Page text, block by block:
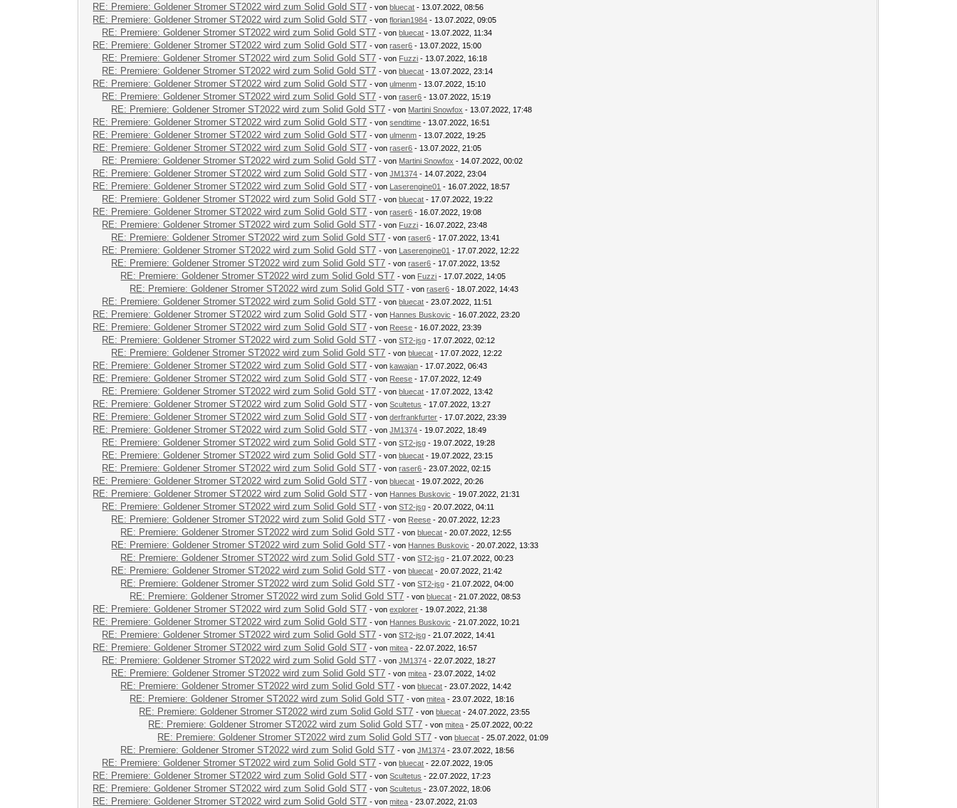
RE: Premiere: Goldener Stromer ST2022 wird zum Solid Gold ST7 - vonbluecat - 13.07.2022, 08:56
RE: Premiere: Goldener Stromer ST2022 wird zum Solid Gold ST7 - vonflorian1984 - 13.07.2022, 09:05
RE: Premiere: Goldener Stromer ST2022 wird zum Solid Gold ST7 - vonbluecat - 13.07.2022, 11:34
RE: Premiere: Goldener Stromer ST2022 wird zum Solid Gold ST7 - vonraser6 - 13.07.2022, 15:00
RE: Premiere: Goldener Stromer ST2022 wird zum Solid Gold ST7 - von Fuzzi - 13.07.2022, 16:18
RE: Premiere: Goldener Stromer ST2022 wird zum Solid Gold ST7 - vonbluecat - 13.07.2022, 23:14
RE: Premiere: Goldener Stromer ST2022 wird zum Solid Gold ST7 - vonulmenm - 13.07.2022, 15:10
RE: Premiere: Goldener Stromer ST2022 wird zum Solid Gold ST7 - vonraser6 - 13.07.2022, 15:19
RE: Premiere: Goldener Stromer ST2022 wird zum Solid Gold ST7 - von Martini Snowfox - 13.07.2022, 17:48
RE: Premiere: Goldener Stromer ST2022 wird zum Solid Gold ST7 - vonsendtime - 13.07.2022, 16:51
RE: Premiere: Goldener Stromer ST2022 wird zum Solid Gold ST7 - vonulmenm - 13.07.2022, 19:25
RE: Premiere: Goldener Stromer ST2022 wird zum Solid Gold ST7 - vonraser6 - 13.07.2022, 21:05
RE: Premiere: Goldener Stromer ST2022 wird zum Solid Gold ST7 - von Martini Snowfox - 14.07.2022, 00:02
RE: Premiere: Goldener Stromer ST2022 wird zum Solid Gold ST7 - vonJM1374 - 14.07.2022, 23:04
RE: Premiere: Goldener Stromer ST2022 wird zum Solid Gold ST7 - von Laserengine01 - 16.07.2022, 18:57
RE: Premiere: Goldener Stromer ST2022 wird zum Solid Gold ST7 - vonbluecat - 17.07.2022, 19:22
RE: Premiere: Goldener Stromer ST2022 wird zum Solid Gold ST7 - vonraser6 - 16.07.2022, 19:08
RE: Premiere: Goldener Stromer ST2022 wird zum Solid Gold ST7 - von Fuzzi - 16.07.2022, 23:48
RE: Premiere: Goldener Stromer ST2022 wird zum Solid Gold ST7 - vonraser6 - 17.07.2022, 13:41
RE: Premiere: Goldener Stromer ST2022 wird zum Solid Gold ST7 - von Laserengine01 - 17.07.2022, 12:22
RE: Premiere: Goldener Stromer ST2022 wird zum Solid Gold ST7 - vonraser6 - 17.07.2022, 13:52
RE: Premiere: Goldener Stromer ST2022 wird zum Solid Gold ST7 - von Fuzzi - 17.07.2022, 14:05
RE: Premiere: Goldener Stromer ST2022 wird zum Solid Gold ST7 - vonraser6 - 18.07.2022, 14:43
RE: Premiere: Goldener Stromer ST2022 wird zum Solid Gold ST7 - vonbluecat - 23.07.2022, 11:51
RE: Premiere: Goldener Stromer ST2022 wird zum Solid Gold ST7 - von Hannes Buskovic - 16.07.2022, 23:20
RE: Premiere: Goldener Stromer ST2022 wird zum Solid Gold ST7 - von Reese - 16.07.2022, 23:39
RE: Premiere: Goldener Stromer ST2022 wird zum Solid Gold ST7 - vonST2-jsg - 17.07.2022, 02:12
RE: Premiere: Goldener Stromer ST2022 wird zum Solid Gold ST7 - vonbluecat - 17.07.2022, 12:22
RE: Premiere: Goldener Stromer ST2022 wird zum Solid Gold ST7 - vonkawajan - 17.07.2022, 06:43
RE: Premiere: Goldener Stromer ST2022 wird zum Solid Gold ST7 - von Reese - 17.07.2022, 12:49
RE: Premiere: Goldener Stromer ST2022 wird zum Solid Gold ST7 - vonbluecat - 17.07.2022, 13:42
RE: Premiere: Goldener Stromer ST2022 wird zum Solid Gold ST7 - vonScultetus - 17.07.2022, 13:27
RE: Premiere: Goldener Stromer ST2022 wird zum Solid Gold ST7 - vonderfrankfurter - 17.07.2022, 23:39
RE: Premiere: Goldener Stromer ST2022 wird zum Solid Gold ST7 - vonJM1374 - 19.07.2022, 18:49
RE: Premiere: Goldener Stromer ST2022 wird zum Solid Gold ST7 - vonST2-jsg - 19.07.2022, 19:28
RE: Premiere: Goldener Stromer ST2022 wird zum Solid Gold ST7 - vonbluecat - 19.07.2022, 23:15
RE: Premiere: Goldener Stromer ST2022 wird zum Solid Gold ST7 - vonraser6 - 23.07.2022, 02:15
RE: Premiere: Goldener Stromer ST2022 wird zum Solid Gold ST7 - vonbluecat - 19.07.2022, 20:26
RE: Premiere: Goldener Stromer ST2022 wird zum Solid Gold ST7 - von Hannes Buskovic - 19.07.2022, 21:31
RE: Premiere: Goldener Stromer ST2022 wird zum Solid Gold ST7 - vonST2-jsg - 20.07.2022, 04:11
RE: Premiere: Goldener Stromer ST2022 wird zum Solid Gold ST7 - von Reese - 20.07.2022, 12:23
RE: Premiere: Goldener Stromer ST2022 wird zum Solid Gold ST7 - vonbluecat - 20.07.2022, 12:55
RE: Premiere: Goldener Stromer ST2022 wird zum Solid Gold ST7 - von Hannes Buskovic - 20.07.2022, 13:33
RE: Premiere: Goldener Stromer ST2022 wird zum Solid Gold ST7 - vonST2-jsg - 21.07.2022, 00:23
RE: Premiere: Goldener Stromer ST2022 wird zum Solid Gold ST7 - vonbluecat - 20.07.2022, 21:42
RE: Premiere: Goldener Stromer ST2022 wird zum Solid Gold ST7 - vonST2-jsg - 21.07.2022, 04:00
RE: Premiere: Goldener Stromer ST2022 wird zum Solid Gold ST7 - vonbluecat - 21.07.2022, 08:53
RE: Premiere: Goldener Stromer ST2022 wird zum Solid Gold ST7 - vonexplorer - 19.07.2022, 21:38
RE: Premiere: Goldener Stromer ST2022 wird zum Solid Gold ST7 - von Hannes Buskovic - 21.07.2022, 10:21
RE: Premiere: Goldener Stromer ST2022 wird zum Solid Gold ST7 - vonST2-jsg - 21.07.2022, 14:41
RE: Premiere: Goldener Stromer ST2022 wird zum Solid Gold ST7 - vonmitea - 22.07.2022, 16:57
RE: Premiere: Goldener Stromer ST2022 wird zum Solid Gold ST7 - vonJM1374 - 22.07.2022, 18:27
RE: Premiere: Goldener Stromer ST2022 wird zum Solid Gold ST7 - vonmitea - 23.07.2022, 14:02
RE: Premiere: Goldener Stromer ST2022 wird zum Solid Gold ST7 - vonbluecat - 23.07.2022, 14:42
RE: Premiere: Goldener Stromer ST2022 wird zum Solid Gold ST7 - vonmitea - 23.07.2022, 18:16
RE: Premiere: Goldener Stromer ST2022 wird zum Solid Gold ST7 - vonbluecat - 24.07.2022, 23:55
RE: Premiere: Goldener Stromer ST2022 wird zum Solid Gold ST7 - vonmitea - 25.07.2022, 00:22
RE: Premiere: Goldener Stromer ST2022 wird zum Solid Gold ST7 - vonbluecat - 25.07.2022, 01:09
RE: Premiere: Goldener Stromer ST2022 wird zum Solid Gold ST7 - vonJM1374 - 23.07.2022, 18:56
RE: Premiere: Goldener Stromer ST2022 wird zum Solid Gold ST7 - vonbluecat - 22.07.2022, 19:05
RE: Premiere: Goldener Stromer ST2022 wird zum Solid Gold ST7 - vonScultetus - 22.07.2022, 17:23
RE: Premiere: Goldener Stromer ST2022 wird zum Solid Gold ST7 - vonScultetus - 23.07.2022, 18:06
RE: Premiere: Goldener Stromer ST2022 wird zum Solid Gold ST7 - vonmitea - 23.07.2022, 21:03